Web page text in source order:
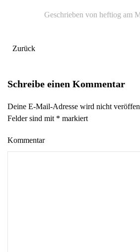
Geschrieben von heftiog am
Zurück
Schreibe einen Kommentar
Deine E-Mail-Adresse wird nicht
Felder sind mit * markiert
Kommentar